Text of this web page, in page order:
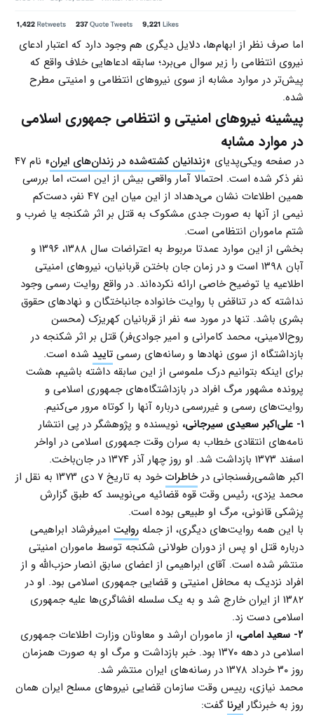
اما صرف نظر از ابهام‌ها، دلایل دیگری هم وجود دارد که اعتبار ادعای
نیروی انتظامی را زیر سوال می‌برد؛ سابقه ادعاهایی خلاف واقع که
پیش‌تر در موارد مشابه از سوی نیروهای انتظامی و امنیتی مطرح
شده.
پیشینه نیروهای امنیتی و انتظامی جمهوری اسلامی
در موارد مشابه
در صفحه ویکی‌پدیای «زندانیان کشته‌شده در زندان‌های ایران
» نام ۴۷
نفر ذکر شده است. احتمالا آمار واقعی بیش از این است، اما بررسی
همین اطلاعات نشان می‌دهداد از این میان این ۴۷ نفر، دست‌کم
نیمی از آنها به صورت جدی مشکوک به قتل بر اثر شکنجه یا ضرب و
شتم ماموران انتظامی است.
بخشی از این موارد عمدتا مربوط به اعتراضات سال ۱۳۸۸، ۱۳۹۶ و
آبان ۱۳۹۸ است و در زمان جان باختن قربانیان، نیروهای امنیتی
اطلاعیه یا توضیح خاصی ارائه نکرده‌اند. در واقع روایت رسمی وجود
نداشته که در تناقض با روایت خانواده جانباختگان و نهادهای حقوق
بشری باشد. تنها در مورد سه نفر از قربانیان کهریزک (محسن
روح‌الامینی، محمد کامرانی و امیر جوادی‌فر) قتل بر اثر شکنجه در
بازداشتگاه از سوی نهادها و رسانه‌های رسمی تایید شده است.
برای اینکه بتوانیم درک ملموسی از این سابقه داشته باشیم، هشت
پرونده مشهور مرگ افراد در بازداشتگاه‌های جمهوری اسلامی و
روایت‌های رسمی و غیررسمی درباره آنها را کوتاه مرور می‌کنیم.
۱- علی‌اکبر سعیدی سیرجانی،
نویسنده و پژوهشگر در پی انتشار
نامه‌های انتقادی خطاب به سران وقت جمهوری اسلامی در اواخر
اسفند ۱۳۷۳ بازداشت شد. او روز چهار آذر ۱۳۷۴ در جان‌باخت.
اکبر هاشمی‌رفسنجانی درخاطرات
خود به تاریخ ۷ دی ۱۳۷۳ به نقل از
محمد یزدی، رئیس وقت قوه قضائیه می‌نویسد که طبق گزارش
پزشکی قانونی، مرگ او طبیعی بوده است.
با این همه روایت‌های دیگری، از جمله روایت امیرفرشاد ابراهیمی
درباره قتل او پس از دوران طولانی شکنجه توسط ماموران امنیتی
منتشر شده است. آقای ابراهیمی از اعضای سابق انصار حزب‌الله و از
افراد نزدیک به محافل امنیتی و قضایی جمهوری اسلامی بود. او در
۱۳۸۲ از ایران خارج شد و به یک سلسله افشاگری‌ها علیه جمهوری
اسلامی دست زد.
۲- سعید امامی،
از ماموران ارشد و معاونان وزارت اطلاعات جمهوری
اسلامی در دهه ۱۳۷۰ بود. خبر بازداشت و مرگ او به صورت همزمان
روز ۳۰ خرداد ۱۳۷۸ در رسانه‌های ایران منتشر شد.
محمد نیازی، رییس وقت سازمان قضایی نیروهای مسلح ایران همان
روز به خبرنگار ایرنا گفت: